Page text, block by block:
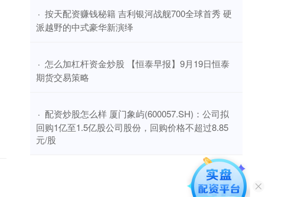
· ​按天配资赚钱秘籍 吉利银河战舰700全球首秀 硬
派越野的中式豪华新演绎
· ​怎么加杠杆资金炒股 【恒泰早报】9月19日恒泰
期货交易策略
· ​配资炒股怎么样 厦门象屿(600057.SH)：公司拟
回购1亿至1.5亿股公司股份，回购价格不超过8.85
元/股